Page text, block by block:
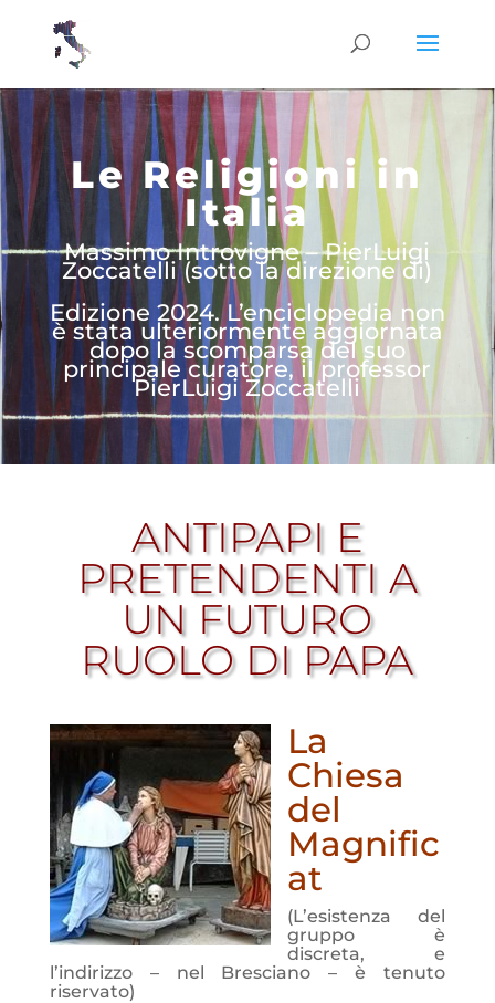
Le Religioni in
Italia
Massimo Introvigne – PierLuigi
Zoccatelli (sotto la direzione di)
Edizione 2024. L’enciclopedia non
è stata ulteriormente aggiornata
dopo la scomparsa del suo
principale curatore, il professor
PierLuigi Zoccatelli
ANTIPAPI E
PRETENDENTI A
UN FUTURO
RUOLO DI PAPA
La
Chiesa
del
Magnific
at
(L’esistenza del
gruppo è
discreta, e
l’indirizzo – nel Bresciano – è tenuto
riservato)